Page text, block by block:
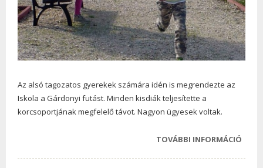
Az alsó tagozatos gyerekek számára idén is megrendezte az
Iskola a Gárdonyi futást. Minden kisdiák teljesítette a
korcsoportjának megfelelő távot. Nagyon ügyesek voltak.
TOVÁBBI INFORMÁCIÓ